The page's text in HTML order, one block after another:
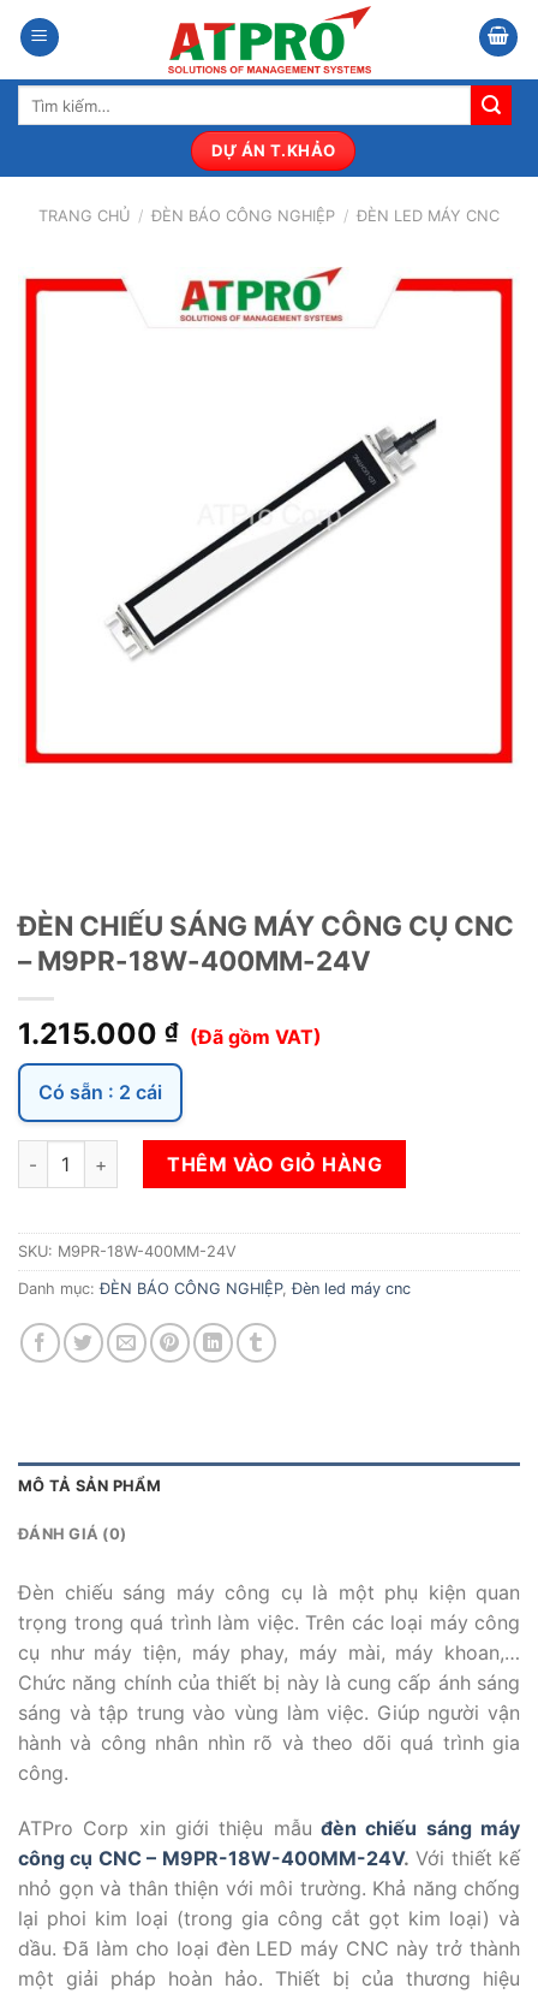
qua
nội
dung
Tìm
DỰ ÁN T.KHẢO
TRANG CHỦ / ĐÈN BÁO CÔNG NGHIỆP / ĐÈN LED MÁY CNC
ĐÈN CHIẾU SÁNG MÁY CÔNG CỤ CNC
– M9PR-18W-400MM-24V
1.215.000 ₫ (Đã gồm VAT)
Có sẵn : 2 cái
ĐÈN CHIẾU SÁNG MÁY CÔNG CỤ CNC - M9PR-18W-
THÊM VÀO GIỎ HÀNG
SKU: M9PR-18W-400MM-24V
Danh mục:ĐÈN BÁO CÔNG NGHIỆP,Đèn led máy cnc
MÔ TẢ SẢN PHẨM
ĐÁNH GIÁ (0)
Đèn chiếu sáng máy công cụ là một phụ kiện quan
trọng trong quá trình làm việc. Trên các loại máy công
cụ như máy tiện, máy phay, máy mài, máy khoan,…
Chức năng chính của thiết bị này là cung cấp ánh sáng
sáng và tập trung vào vùng làm việc. Giúp người vận
hành và công nhân nhìn rõ và theo dõi quá trình gia
công.
ATPro Corp xin giới thiệu mẫu đèn chiếu sáng máy
công cụ CNC – M9PR-18W-400MM-24V. Với thiết kế
nhỏ gọn và thân thiện với môi trường. Khả năng chống
lại phoi kim loại (trong gia công cắt gọt kim loại) và
dầu. Đã làm cho loại đèn LED máy CNC này trở thành
một giải pháp hoàn hảo. Thiết bị của thương hiệu